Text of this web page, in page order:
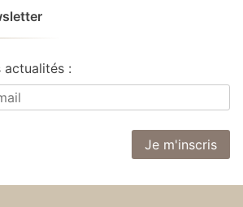
actualités :